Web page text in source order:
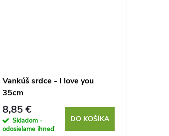
Vankúš srdce - I love you
35cm
8,85 €
Skladom -
odosielame ihneď
DO KOŠÍKA